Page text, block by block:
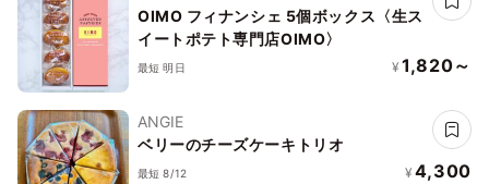
OIMO フィナンシェ 5個ボックス〈生ス
イートポテト専門店OIMO〉
最短 明日 ¥ 1,820～
ANGIE
ベリーのチーズケーキトリオ
最短 8/12 ¥ 4,300